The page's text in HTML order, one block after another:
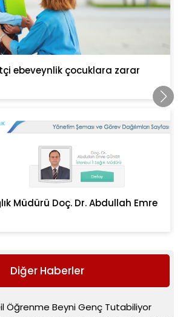
ebeveynlik çocuklara zarar
Müdürü Doç. Dr. Abdullah Emre
Diğer Haberler
Öğrenme Beyni Genç Tutabiliyor